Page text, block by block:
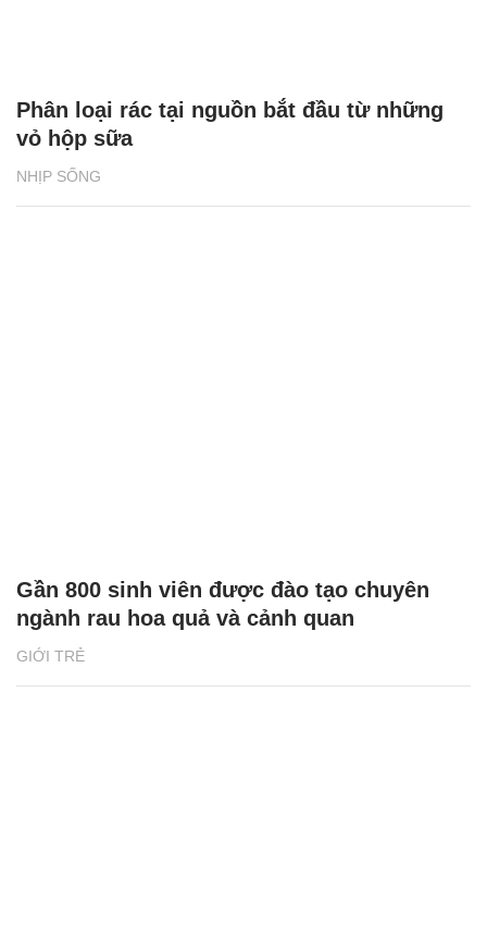
NHỊP SỐNG
Phân loại rác tại nguồn bắt đầu từ những
vỏ hộp sữa
GIỚI TRẺ
Gần 800 sinh viên được đào tạo chuyên
ngành rau hoa quả và cảnh quan